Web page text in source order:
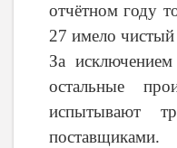
отчётном году
27 имело
За
остальные
испытывают